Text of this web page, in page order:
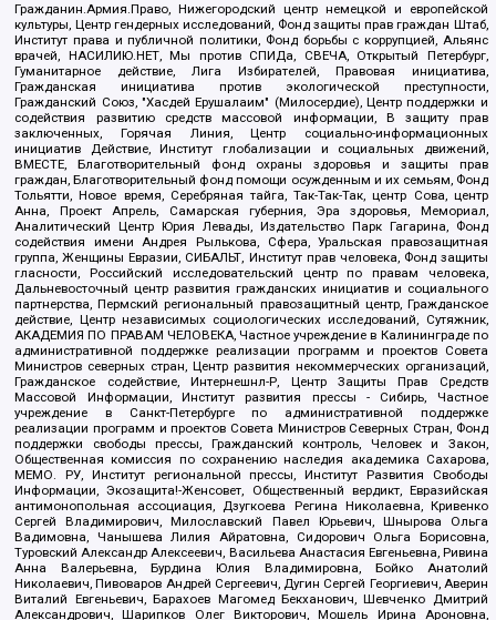
Гражданин.Армия.Право, Нижегородский центр немецкой и европейской
культуры, Центр гендерных исследований, Фонд защиты прав граждан Штаб,
Институт права и публичной политики, Фонд борьбы с коррупцией, Альянс
врачей, НАСИЛИЮ.НЕТ, Мы против СПИДа, СВЕЧА, Открытый Петербург,
Гуманитарное действие, Лига Избирателей, Правовая инициатива,
Гражданская инициатива против экологической преступности,
Гражданский Союз, "Хасдей Ерушалаим" (Милосердие), Центр поддержки и
содействия развитию средств массовой информации, В защиту прав
заключенных, Горячая Линия, Центр социально-информационных
инициатив Действие, Институт глобализации и социальных движений,
ВМЕСТЕ, Благотворительный фонд охраны здоровья и защиты прав
граждан, Благотворительный фонд помощи осужденным и их семьям, Фонд
Тольятти, Новое время, Серебряная тайга, Так-Так-Так, центр Сова, центр
Анна, Проект Апрель, Самарская губерния, Эра здоровья, Мемориал,
Аналитический Центр Юрия Левады, Издательство Парк Гагарина, Фонд
содействия имени Андрея Рылькова, Сфера, Уральская правозащитная
группа, Женщины Евразии, СИБАЛЬТ, Институт прав человека, Фонд защиты
гласности, Российский исследовательский центр по правам человека,
Дальневосточный центр развития гражданских инициатив и социального
партнерства, Пермский региональный правозащитный центр, Гражданское
действие, Центр независимых социологических исследований, Сутяжник,
АКАДЕМИЯ ПО ПРАВАМ ЧЕЛОВЕКА, Частное учреждение в Калининграде по
административной поддержке реализации программ и проектов Совета
Министров северных стран, Центр развития некоммерческих организаций,
Гражданское содействие, Интернешнл-Р, Центр Защиты Прав Средств
Массовой Информации, Институт развития прессы - Сибирь, Частное
учреждение в Санкт-Петербурге по административной поддержке
реализации программ и проектов Совета Министров Северных Стран, Фонд
поддержки свободы прессы, Гражданский контроль, Человек и Закон,
Общественная комиссия по сохранению наследия академика Сахарова,
МЕМО. РУ, Институт региональной прессы, Институт Развития Свободы
Информации, Экозащита!-Женсовет, Общественный вердикт, Евразийская
антимонопольная ассоциация, Дзугкоева Регина Николаевна, Кривенко
Сергей Владимирович, Милославский Павел Юрьевич, Шнырова Ольга
Вадимовна, Чанышева Лилия Айратовна, Сидорович Ольга Борисовна,
Туровский Александр Алексеевич, Васильева Анастасия Евгеньевна, Ривина
Анна Валерьевна, Бурдина Юлия Владимировна, Бойко Анатолий
Николаевич, Пивоваров Андрей Сергеевич, Дугин Сергей Георгиевич, Аверин
Виталий Евгеньевич, Барахоев Магомед Бекханович, Шевченко Дмитрий
Александрович, Шарипков Олег Викторович, Мошель Ирина Ароновна,